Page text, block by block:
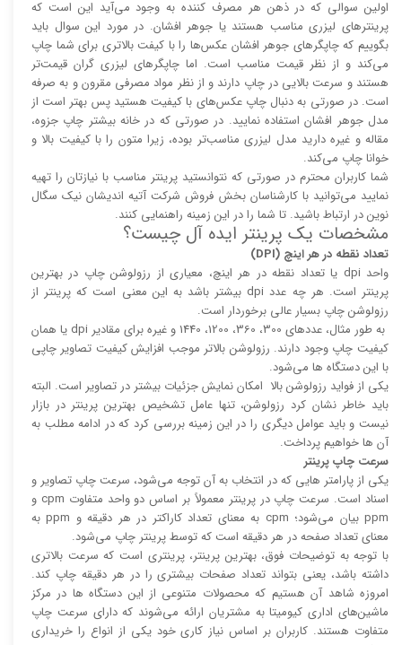
اولین سوالی که در ذهن هر مصرف کننده به وجود می‌آید این است که
پرینتر‌های لیزری مناسب هستند یا جوهر افشان. در مورد این سوال باید
بگوییم که چاپگر‌های جوهر افشان عکس‌ها را با کیفت بالا‌‌‌تری برای شما چاپ
می‌کند و از نظر قیمت مناسب است. اما چاپگر‌های لیزری گران قیمت‌تر
هستند و سرعت بالایی در چاپ دارند و از نظر مواد مصرفی مقرون و به صرفه
است. در صورتی به دنبال چاپ عکس‌های با کیفیت هستید پس بهتر است از
مدل جوهر افشان استفاده نمایید. در صورتی که در خانه بیشتر چاپ جزوه،
مقاله و غیره دارید مدل لیزری مناسب‌تر بوده، زیرا متون را با کیفیت بالا و
خوانا چاپ می‌کند.
شما کاربران محترم در صورتی که نتوانستید پرینتر مناسب با نیازتان را تهیه
نمایید می‌توانید با کارشناسان بخش فروش شرکت آتیه اندیشان نیک سگال
نوین در ارتباط باشید. تا شما را در این زمینه راهنمایی کنند.
مشخصات یک پرینتر ایده آل چیست؟
تعداد نقطه در هر اینچ (DPI)
واحد dpi یا تعداد نقطه در هر اینچ، معیاری از رزولوشن چاپ در بهترین
پرینتر است. هر چه عدد dpi بیشتر باشد به این معنی است که پرینتر از
رزولوشن چاپ بسیار عالی برخوردار است.
به طور مثال، عدد‌های 300، 360، 1200، 1440 و غیره برای مقادیر dpi یا همان
کیفیت چاپ وجود دارند. رزولوشن بالا‌‌تر موجب افزایش کیفیت تصاویر چاپی
با این دستگاه ها می‌شود.
یکی از فواید رزولوشن بالا امکان نمایش جزئیات بیشتر در تصاویر است. البته
باید خاطر نشان کرد رزولوشن، تنها عامل تشخیص بهترین پرینتر در بازار
نیست و باید عوامل دیگری را در این زمینه بررسی کرد که در ادامه مطلب به
آن ها خواهیم پرداخت.
سرعت چاپ پرینتر
یکی از پارامتر هایی که در انتخاب به آن توجه می‌شود، سرعت چاپ تصاویر و
اسناد است. سرعت چاپ در پرینتر معمولاً بر اساس دو واحد متفاوت cpm و
ppm بیان می‌شود؛ cpm به معنای تعداد کاراکتر در هر دقیقه و ppm به
معنای تعداد صفحه در هر دقیقه است که توسط پرینتر چاپ می‌شود.
با توجه به توضیحات فوق، بهترین پرینتر، پرینتری است که سرعت بالا‌‌تری
داشته باشد، یعنی بتواند تعداد صفحات بیشتری را در هر دقیقه چاپ کند.
امروزه شاهد آن هستیم که محصولات متنوعی از این دستگاه ها در مرکز
ماشین‌های اداری کیومیتا به مشتریان ارائه می‌شوند که دارای سرعت چاپ
متفاوت هستند. کاربران بر اساس نیاز کاری خود یکی از انواع را خریداری